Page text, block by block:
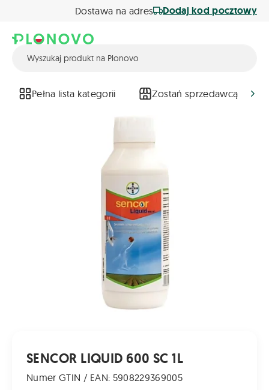
Dostawa na adres Dodaj kod pocztowy
Pełna lista kategorii Zostań sprzedawcą
SENCOR LIQUID 600 SC 1L
Numer GTIN / EAN: 5908229369005